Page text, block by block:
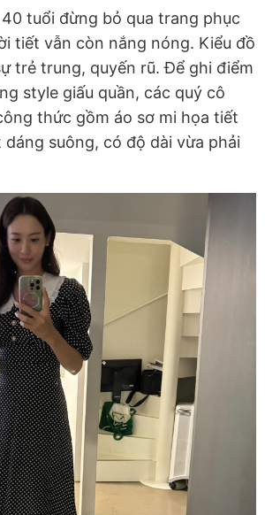
tuổi đừng bỏ qua trang phục
tiết vẫn còn nắng nóng. Kiểu đồ
trẻ trung, quyến rũ. Để ghi điểm
style giấu quần, các quý cô
thức gồm áo sơ mi họa tiết
suông, có độ dài vừa phải